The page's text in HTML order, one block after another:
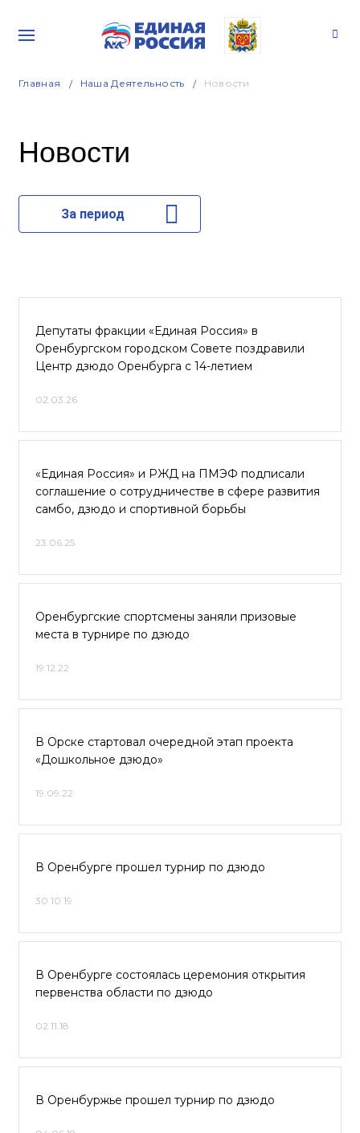
Главная Наша Деятельность Новости
Новости
За период
Депутаты фракции «Единая Россия» в
Оренбургском городском Совете поздравили
Центр дзюдо Оренбурга с 14-летием
02.03.26
«Единая Россия» и РЖД на ПМЭФ подписали
соглашение о сотрудничестве в сфере развития
самбо, дзюдо и спортивной борьбы
23.06.25
Оренбургские спортсмены заняли призовые
места в турнире по дзюдо
19.12.22
В Орске стартовал очередной этап проекта
«Дошкольное дзюдо»
19.09.22
В Оренбурге прошел турнир по дзюдо
30.10.19
В Оренбурге состоялась церемония открытия
первенства области по дзюдо
02.11.18
В Оренбуржье прошел турнир по дзюдо